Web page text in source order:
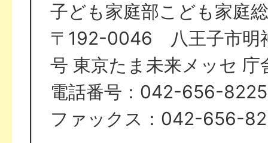
子ども家庭部こども家庭
〒192-0046 八王子市明
号 東京たま未来メッセ 庁
電話番号：042-656-8225
ファックス：042-656-